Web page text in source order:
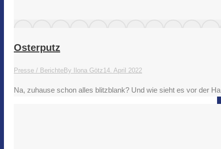
Osterputz
Presse / BerichteBy Ilona Götz14. April 2022
Na, zuhause schon alles blitzblank? Und wie sieht es vor der